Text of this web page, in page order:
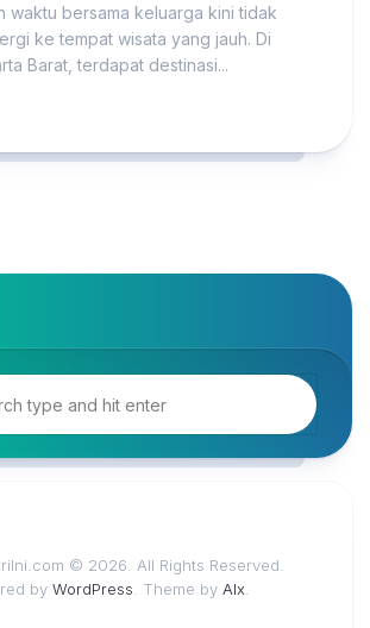
waktu bersama keluarga kini tidak
ke tempat wisata yang jauh. Di
Barat, terdapat destinasi...
© 2026. All Rights Reserved.
by WordPress . Theme by Alx